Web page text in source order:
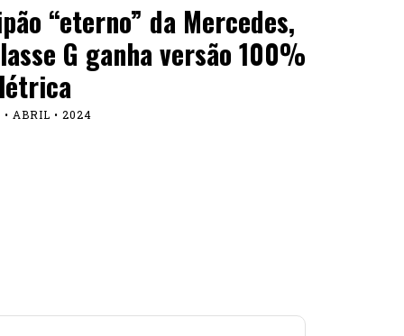
“eterno” da Mercedes,
G ganha versão 100%
• ABRIL • 2024